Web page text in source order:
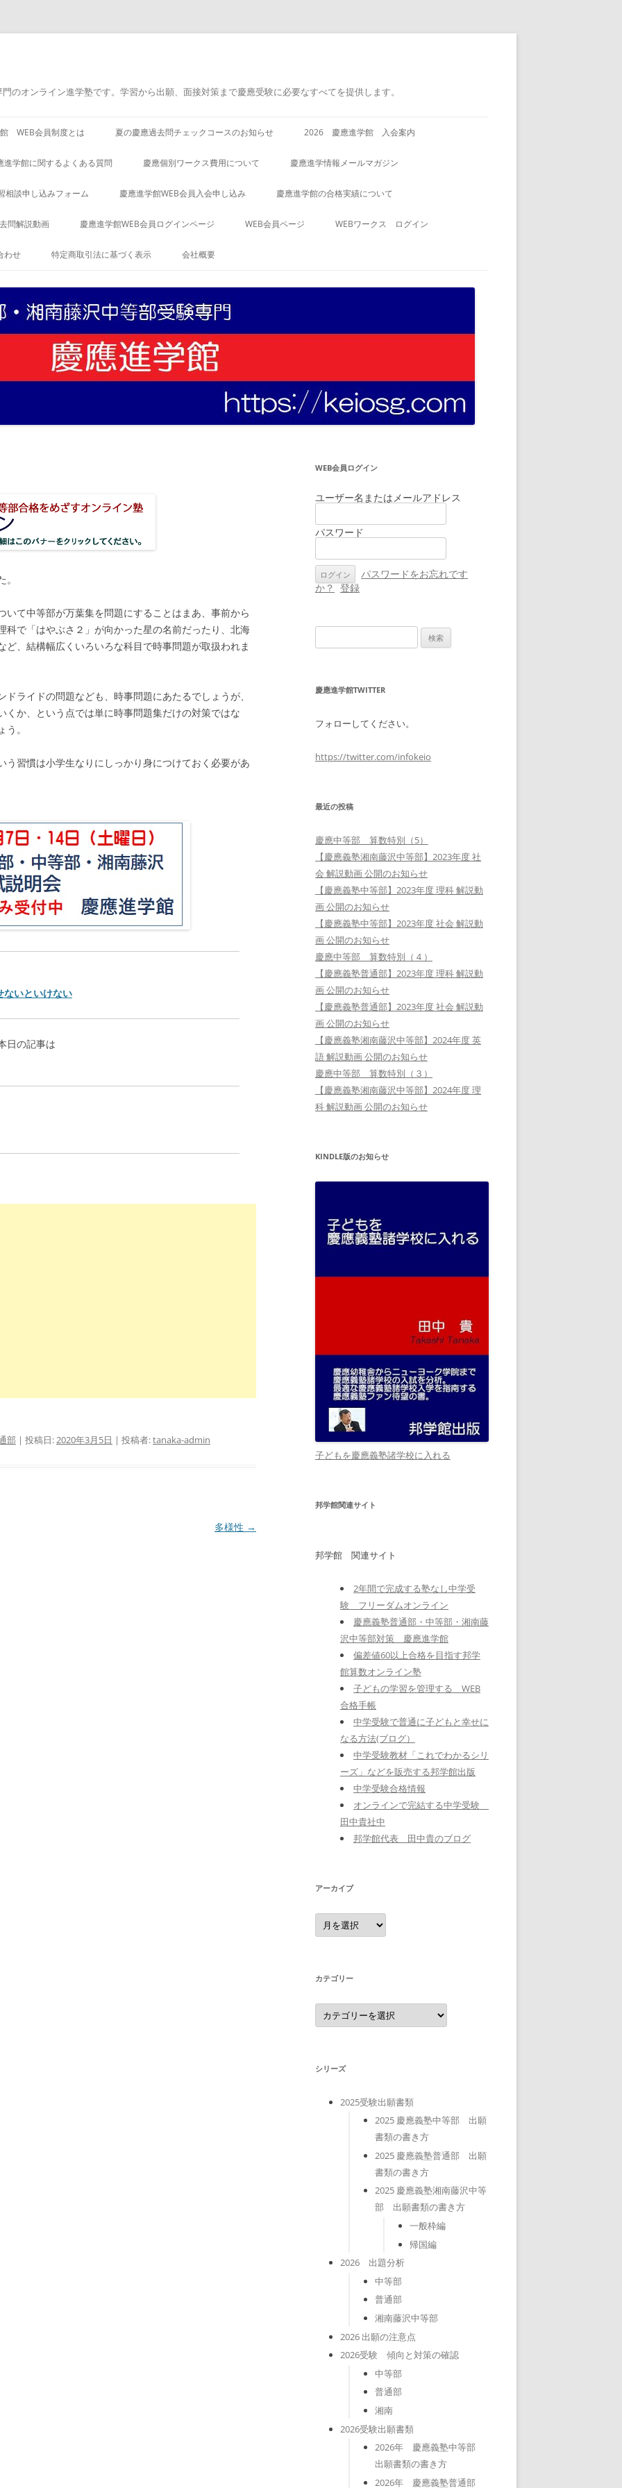
のオンライン進学塾です。学習から出願、面接対策まで慶應受験に必要なすべてを提供します。
WEB会員制度とは 夏の慶應過去問チェックコースのお知らせ 2026 慶應進学館 入会案内
進学館に関するよくある質問 慶應個別ワークス費用について 慶應進学情報メールマガジン
相談申し込みフォーム 慶應進学館WEB会員入会申し込み 慶應進学館の合格実績について
問解説動画 慶應進学館WEB会員ログインページ WEB会員ページ WEBワークス ログイン
わせ 特定商取引法に基づく表示 会社概要
て中等部が万葉集を問題にすることはまあ、事前から
科で「はやぶさ２」が向かった星の名前だったり、北海
、結構幅広くいろいろな科目で時事問題が取扱われま
ライドの問題なども、時事問題にあたるでしょうが、
くか、という点では単に時事問題集だけの対策ではな
。
う習慣は小学生なりにしっかり身につけておく必要があ
いといけない
日の記事は
部 | 投稿日:2020年3月5日 | 投稿者:tanaka-admin
多様性 →
WEB会員ログイン
ユーザー名またはメールアドレス
パスワード
パスワードをお忘れです
か？ 登録
索:
慶應進学館TWITTER
フォローしてください。
https://twitter.com/infokeio
最近の投稿
慶應中等部 算数特別（5）
【慶應義塾湘南藤沢中等部】2023年度 社
会 解説動画 公開のお知らせ
【慶應義塾中等部】2023年度 理科 解説動
画 公開のお知らせ
【慶應義塾中等部】2023年度 社会 解説動
画 公開のお知らせ
慶應中等部 算数特別（４）
【慶應義塾普通部】2023年度 理科 解説動
画 公開のお知らせ
【慶應義塾普通部】2023年度 社会 解説動
画 公開のお知らせ
【慶應義塾湘南藤沢中等部】2024年度 英
語 解説動画 公開のお知らせ
慶應中等部 算数特別（３）
【慶應義塾湘南藤沢中等部】2024年度 理
科 解説動画 公開のお知らせ
KINDLE版のお知らせ
子どもを慶應義塾諸学校に入れる
邦学館関連サイト
邦学館 関連サイト
2年間で完成する塾なし中学受
験 フリーダムオンライン
慶應義塾普通部・中等部・湘南藤
沢中等部対策 慶應進学館
偏差値60以上合格を目指す邦学
館算数オンライン塾
子どもの学習を管理する WEB
合格手帳
中学受験で普通に子どもと幸せに
なる方法(ブログ）
中学受験教材「これでわかるシリ
ーズ」などを販売する邦学館出版
中学受験合格情報
オンラインで完結する中学受験
田中貴社中
邦学館代表 田中貴のブログ
アーカイブ
ア
ー
カ
カテゴリー
カ
テ
ゴ
シリーズ
2025受験出願書類
2025 慶應義塾中等部 出願
書類の書き方
2025 慶應義塾普通部 出願
書類の書き方
2025 慶應義塾湘南藤沢中等
部 出願書類の書き方
一般枠編
帰国編
2026 出題分析
中等部
普通部
湘南藤沢中等部
2026 出願の注意点
2026受験 傾向と対策の確認
中等部
普通部
湘南
2026受験出願書類
2026年 慶應義塾中等部
出願書類の書き方
2026年 慶應義塾普通部